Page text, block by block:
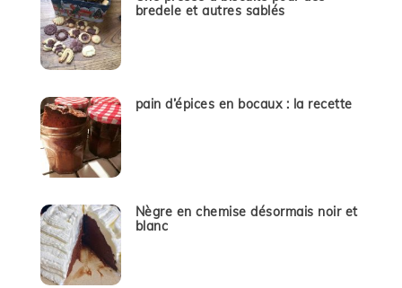
bredele et autres sablés
pain d’épices en bocaux : la recette
Nègre en chemise désormais noir et
blanc